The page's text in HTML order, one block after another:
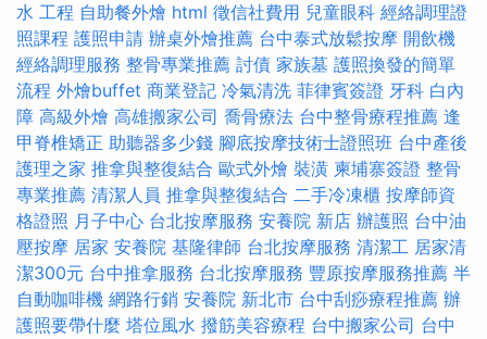
水 工程 自助餐外燴 html 徵信社費用 兒童眼科 經絡調理證
照課程 護照申請 辦桌外燴推薦 台中泰式放鬆按摩 開飲機
經絡調理服務 整骨專業推薦 討債 家族墓 護照換發的簡單
流程 外燴buffet 商業登記 冷氣清洗 菲律賓簽證 牙科 白內
障 高級外燴 高雄搬家公司 喬骨療法 台中整骨療程推薦 逢
甲脊椎矯正 助聽器多少錢 腳底按摩技術士證照班 台中產後
護理之家 推拿與整復結合 歐式外燴 裝潢 柬埔寨簽證 整骨
專業推薦 清潔人員 推拿與整復結合 二手冷凍櫃 按摩師資
格證照 月子中心 台北按摩服務 安養院 新店 辦護照 台中油
壓按摩 居家 安養院 基隆律師 台北按摩服務 清潔工 居家清
潔300元 台中推拿服務 台北按摩服務 豐原按摩服務推薦 半
自動咖啡機 網路行銷 安養院 新北市 台中刮痧療程推薦 辦
護照要帶什麼 塔位風水 撥筋美容療程 台中搬家公司 台中